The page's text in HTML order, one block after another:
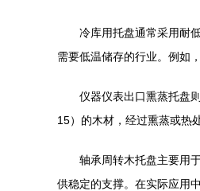
冷库用托盘通常采用耐
需要低温储存的行业。例如
仪器仪表出口熏蒸托盘
15）的木材，经过熏蒸或热
轴承周转木托盘主要用
供稳定的支撑。在实际应用